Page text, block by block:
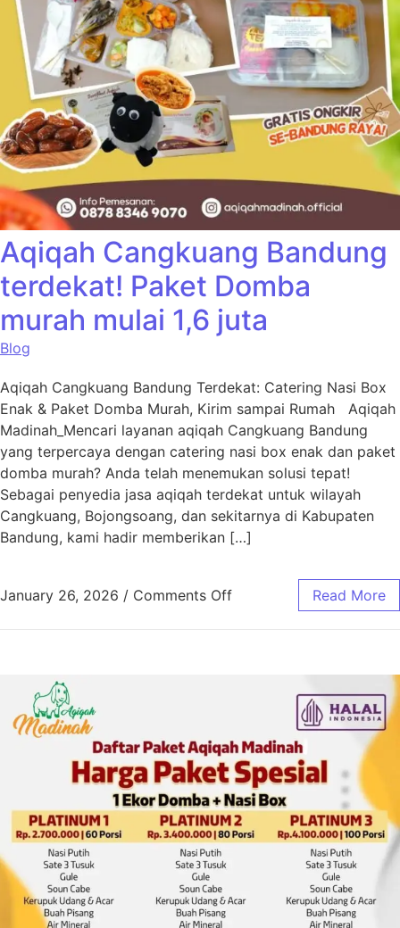
Aqiqah Cangkuang Bandung
terdekat! Paket Domba
murah mulai 1,6 juta
Blog
Aqiqah Cangkuang Bandung Terdekat: Catering Nasi Box
Enak & Paket Domba Murah, Kirim sampai Rumah Aqiqah
Madinah_Mencari layanan aqiqah Cangkuang Bandung
yang terpercaya dengan catering nasi box enak dan paket
domba murah? Anda telah menemukan solusi tepat!
Sebagai penyedia jasa aqiqah terdekat untuk wilayah
Cangkuang, Bojongsoang, dan sekitarnya di Kabupaten
Bandung, kami hadir memberikan […]
January 26, 2026 / Comments Off Read More